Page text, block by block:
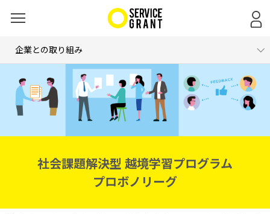
企業との取り組み
社会課題解決型 越境学習プログラム
社会課題解決型 越境学習プログラム
プロボノリーグ